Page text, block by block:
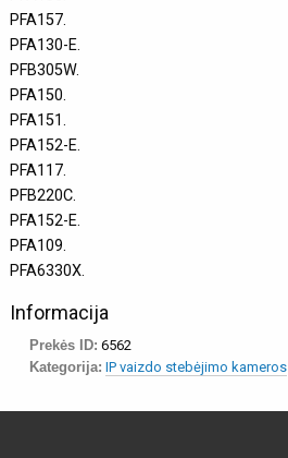
PFA157.
PFA130-E.
PFB305W.
PFA150.
PFA151.
PFA152-E.
PFA117.
PFB220C.
PFA152-E.
PFA109.
PFA6330X.
Informacija
Prekės ID: 6562
Kategorija: IP vaizdo stebėjimo kameros